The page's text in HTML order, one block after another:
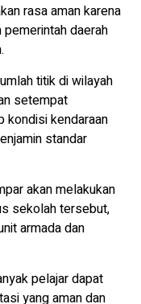
rasa aman karena
daerah
titik di wilayah
setempat
kondisi kendaraan
standar
akan melakukan
sekolah tersebut,
armada dan
pelajar dapat
yang aman dan